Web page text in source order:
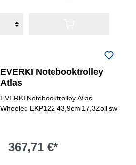
EVERKI Notebooktrolley
Atlas
EVERKI Notebooktrolley Atlas
Wheeled EKP122 43,9cm 17,3Zoll sw
367,71 €*